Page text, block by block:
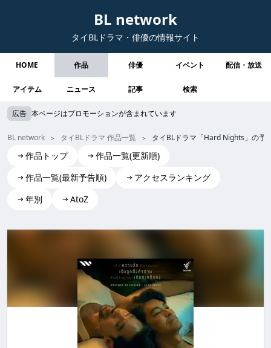
BL network
タイBLドラマ・俳優の情報サイト
HOME 作品 俳優 イベント 配信・放送
アイテム ニュース 記事 検索
広告 本ページはプロモーションが含まれています
BL network タイBLドラマ 作品一覧 タイBLドラマ「Hard Nights」の予
作品トップ
作品一覧(更新順)
作品一覧(最新予告順)
アクセスランキング
年別
AtoZ
Hard Nights
Hard Nights hard nights HardNights Hard Nights